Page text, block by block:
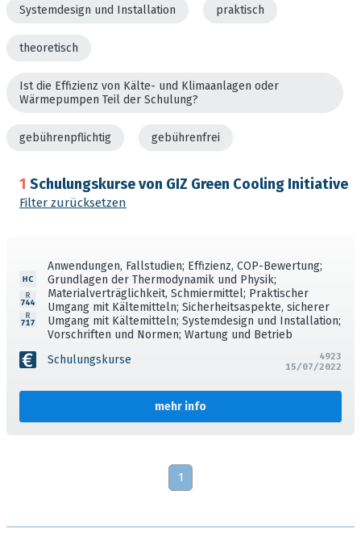
Systemdesign und Installation praktisch
theoretisch
Ist die Effizienz von Kälte- und Klimaanlagen oder
Wärmepumpen Teil der Schulung?
gebührenpflichtig gebührenfrei
1 Schulungskurse von GIZ Green Cooling Initiative
Filter zurücksetzen
Anwendungen, Fallstudien; Effizienz, COP-Bewertung;
Grundlagen der Thermodynamik und Physik;
Materialverträglichkeit, Schmiermittel; Praktischer
Umgang mit Kältemitteln; Sicherheitsaspekte, sicherer
Umgang mit Kältemitteln; Systemdesign und Installation;
Vorschriften und Normen; Wartung und Betrieb
Schulungskurse
mehr info
4923
15/07/2022
1